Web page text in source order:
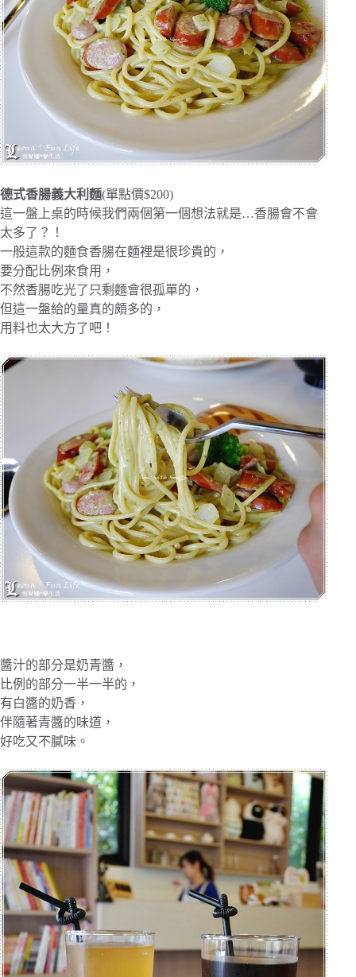
德式香腸義大利麵(單點價$200)
這一盤上桌的時候我們兩個第一個想法就是…香腸會不會
太多了？！
一般這款的麵食香腸在麵裡是很珍貴的，
要分配比例來食用，
不然香腸吃光了只剩麵會很孤單的，
但這一盤給的量真的頗多的，
用料也太大方了吧！
醬汁的部分是奶青醬，
比例的部分一半一半的，
有白醬的奶香，
伴隨著青醬的味道，
好吃又不膩味。